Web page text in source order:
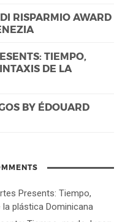
RISPARMIO AWARD
TIEMPO,
DE LA
BY ÉDOUARD
Presents: Tiempo,
la plástica Dominicana